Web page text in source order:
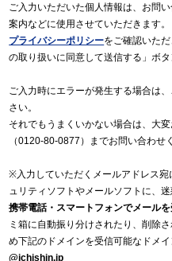
ご入力いただいた個人情報は、お問
案内などに使用させていただきます。
プライバシーポリシーをご確認いた
の取り扱いに同意して送信する」ボタ
ご入力時にエラーが発生する場合は
さい。
それでもうまくいかない場合は、大
（0120-80-0877）までお問い合わせ
※入力していただくメールアドレス
ュリティソフトやメールソフトに、
携帯電話・スマートフォンでメール
ミ箱に自動振り分けされたり、削除
め下記のドメインを受信可能なドメ
@ichishin.jp